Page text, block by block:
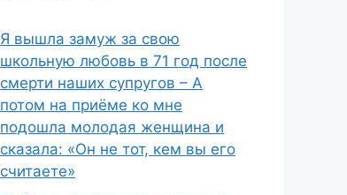
Я вышла замуж за свою
школьную любовь в 71 год после
смерти наших супругов – А
потом на приёме ко мне
подошла молодая женщина и
сказала: «Он не тот, кем вы его
считаете»